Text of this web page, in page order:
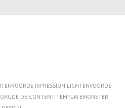
IXPRESSION LICHTENVOORDE
DE CONTENT TEMPLATEMONSTER